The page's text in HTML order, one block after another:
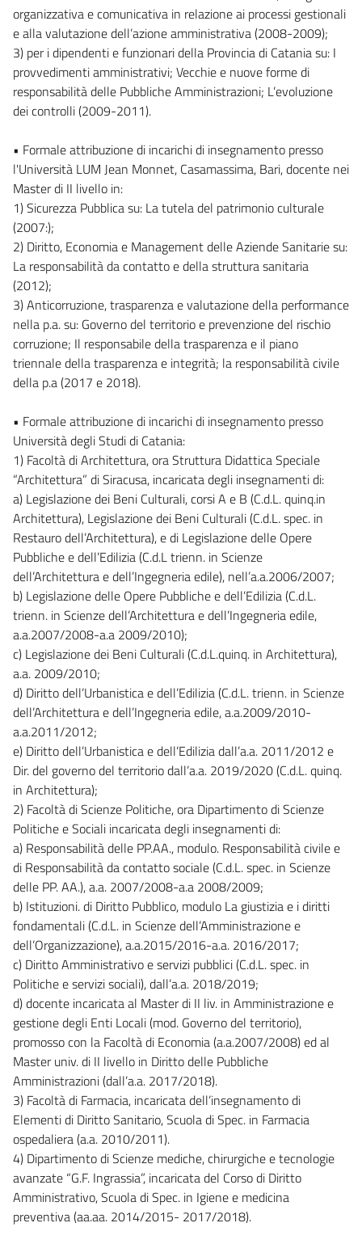
organizzativa e comunicativa in relazione ai processi gestionali
e alla valutazione dell’azione amministrativa (2008-2009);
3) per i dipendenti e funzionari della Provincia di Catania su: I
provvedimenti amministrativi; Vecchie e nuove forme di
responsabilità delle Pubbliche Amministrazioni; L’evoluzione
dei controlli (2009-2011).
• Formale attribuzione di incarichi di insegnamento presso
l'Università LUM Jean Monnet, Casamassima, Bari, docente nei
Master di II livello in:
1) Sicurezza Pubblica su: La tutela del patrimonio culturale
(2007:);
2) Diritto, Economia e Management delle Aziende Sanitarie su:
La responsabilità da contatto e della struttura sanitaria
(2012);
3) Anticorruzione, trasparenza e valutazione della performance
nella p.a. su: Governo del territorio e prevenzione del rischio
corruzione; Il responsabile della trasparenza e il piano
triennale della trasparenza e integrità; la responsabilità civile
della p.a (2017 e 2018).
• Formale attribuzione di incarichi di insegnamento presso
Università degli Studi di Catania:
1) Facoltà di Architettura, ora Struttura Didattica Speciale
“Architettura” di Siracusa, incaricata degli insegnamenti di:
a) Legislazione dei Beni Culturali, corsi A e B (C.d.L. quinq.in
Architettura), Legislazione dei Beni Culturali (C.d.L. spec. in
Restauro dell’Architettura), e di Legislazione delle Opere
Pubbliche e dell’Edilizia (C.d.L trienn. in Scienze
dell’Architettura e dell’Ingegneria edile), nell’a.a.2006/2007;
b) Legislazione delle Opere Pubbliche e dell’Edilizia (C.d.L.
trienn. in Scienze dell’Architettura e dell’Ingegneria edile,
a.a.2007/2008-a.a 2009/2010);
c) Legislazione dei Beni Culturali (C.d.L.quinq. in Architettura),
a.a. 2009/2010;
d) Diritto dell’Urbanistica e dell’Edilizia (C.d.L. trienn. in Scienze
dell’Architettura e dell’Ingegneria edile, a.a.2009/2010-
a.a.2011/2012;
e) Diritto dell’Urbanistica e dell’Edilizia dall’a.a. 2011/2012 e
Dir. del governo del territorio dall’a.a. 2019/2020 (C.d.L. quinq.
in Architettura);
2) Facoltà di Scienze Politiche, ora Dipartimento di Scienze
Politiche e Sociali incaricata degli insegnamenti di:
a) Responsabilità delle PP.AA., modulo. Responsabilità civile e
di Responsabilità da contatto sociale (C.d.L. spec. in Scienze
delle PP. AA.), a.a. 2007/2008-a.a 2008/2009;
b) Istituzioni. di Diritto Pubblico, modulo La giustizia e i diritti
fondamentali (C.d.L. in Scienze dell’Amministrazione e
dell’Organizzazione), a.a.2015/2016-a.a. 2016/2017;
c) Diritto Amministrativo e servizi pubblici (C.d.L. spec. in
Politiche e servizi sociali), dall’a.a. 2018/2019;
d) docente incaricata al Master di II liv. in Amministrazione e
gestione degli Enti Locali (mod. Governo del territorio),
promosso con la Facoltà di Economia (a.a.2007/2008) ed al
Master univ. di II livello in Diritto delle Pubbliche
Amministrazioni (dall’a.a. 2017/2018).
3) Facoltà di Farmacia, incaricata dell’insegnamento di
Elementi di Diritto Sanitario, Scuola di Spec. in Farmacia
ospedaliera (a.a. 2010/2011).
4) Dipartimento di Scienze mediche, chirurgiche e tecnologie
avanzate “G.F. Ingrassia”, incaricata del Corso di Diritto
Amministrativo, Scuola di Spec. in Igiene e medicina
preventiva (aa.aa. 2014/2015- 2017/2018).